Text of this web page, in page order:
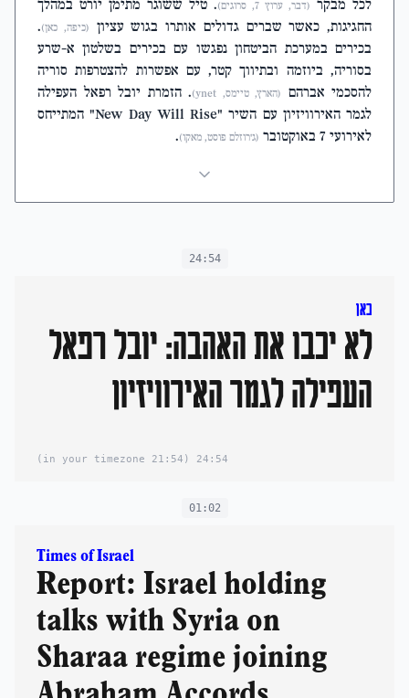
לכל מבקר (דבר, ערוץ 7, סרוגים)
. טיל ששוגר מתימן יורט במהלך
החגיגות, כאשר שברים גדולים אותרו בגוש עציון (כיפה, כאן).
בכירים במערכת הביטחון נפגשו עם בכירים בשלטון א-שרע
בסוריה, ביוזמה ובתיווך קטר, עם אפשרות להצטרפות סוריה
להסכמי אברהם (הארץ, טיימס, ynet)
. הזמרת יובל רפאל העפילה
לגמר האירוויזיון עם השיר "New Day Will Rise" המתייחס
לאירועי 7 באוקטובר
(ג'רוזלם פוסט, מאקו).
24:54
כאן
לא יכבו את האהבה: יובל רפאל
העפילה לגמר האירוויזיון
24:54
(21:54 in your timezone)
01:02
Times of Israel
Report: Israel holding
talks with Syria on
Sharaa regime joining